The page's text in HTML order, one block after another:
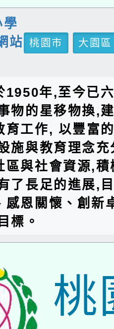
學
站
桃園市
大園區
1950年,至今已
物的星移物換,
育工作, 以豐富
施與教育理念
區與社會資源,
了長足的進展,
感恩關懷、創新
標。
桃